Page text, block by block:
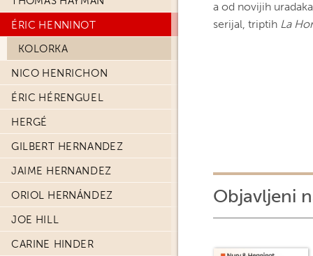
ÉRIC HENNINOT
KOLORKA
NICO HENRICHON
ÉRIC HÉRENGUEL
HERGÉ
GILBERT HERNANDEZ
JAIME HERNANDEZ
ORIOL HERNÁNDEZ
JOE HILL
CARINE HINDER
a od novijih
serijal, triptih La
Objavljeni